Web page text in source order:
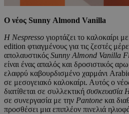
O νέος Sunny Almond Vanilla
Η Nespresso γιορτάζει το καλοκαίρι
edition φτιαγμένους για τις ζεστές
απολαυστικός Sunny Almond Vanilla
είναι ένας απαλός και δροσιστικός
ελαφρύ καβουρδισμένο χαρμάνι
σε μεσογειακό καλοκαίρι. Αυτός ο
διατίθεται σε συλλεκτική συσκευασία
σε συνεργασία με την Pantone και
προσθέσει μια επιπλέον πινελιά